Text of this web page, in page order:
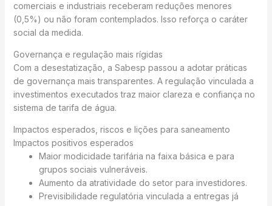
comerciais e industriais receberam reduções menores
(0,5%) ou não foram contemplados. Isso reforça o caráter
social da medida.
Governança e regulação mais rígidas
Com a desestatização, a Sabesp passou a adotar práticas
de governança mais transparentes. A regulação vinculada a
investimentos executados traz maior clareza e confiança no
sistema de tarifa de água.
Impactos esperados, riscos e lições para saneamento
Impactos positivos esperados
Maior modicidade tarifária na faixa básica e para
grupos sociais vulneráveis.
Aumento da atratividade do setor para investidores.
Previsibilidade regulatória vinculada a entregas já